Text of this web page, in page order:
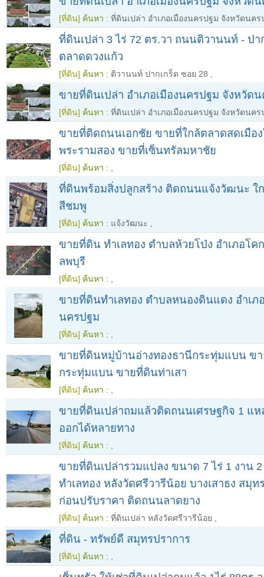
[ที่ดิน] ค้นหา : ที่ดินเปล่า อำเภอเมืองนครปฐม จังหวัดนคร
ที่ดินเปล่า 3 ไร่ 72 ตร.วา ถนนติวานนท์ - ปา
ตลาดดวงแก้ว
[ที่ดิน] ค้นหา : ติวานนท์ ปากเกร็ด ซอย 28
ขายที่ดินเปล่า อำเภอเมืองนครปฐม จังหวัด
[ที่ดิน] ค้นหา : ที่ดินเปล่า อำเภอเมืองนครปฐม จังหวัดนคร
ขายที่ติดถนนเอกชัย ขายที่ใกล้ตลาดสดเมือ
พระรามสอง ขายที่เซ็นทรัลมหาชัย
[ที่ดิน] ค้นหา :
ที่ดินพร้อมสิ่งปลูกสร้าง ติดถนนแจ้งวัฒนะ ใ
สีชมพู
[ที่ดิน] ค้นหา : แจ้งวัฒนะ
ขายที่ดิน ทำเลทอง ตำบลห้วยโป่ง อำเภอโค
ลพบุรี
[ที่ดิน] ค้นหา :
ขายที่ดินทำเลทอง ตำบลหนองดินแดง อำเภ
นครปฐม
[ที่ดิน] ค้นหา :
ขายที่ดินหมู่บ้านอ่างทองธานีกระทุ่มแบน ข
กระทุ่มแบน ขายที่ดินท่าเสา
[ที่ดิน] ค้นหา :
ขายที่ดินเปล่าถมแล้วติดถนนเศรษฐกิจ 1 แห
ออกได้หลายทาง
[ที่ดิน] ค้นหา :
ขายที่ดินเปล่ารวมแปลง ขนาด 7 ไร่ 1 งาน
ทำเลทอง หลังวัดศรีวารีน้อย บางเสาธง สมุ
ก่อนปรับราคา ติดถนนลาดยาง
[ที่ดิน] ค้นหา : ที่ดินเปล่า หลังวัดศรีวารีน้อย
ที่ดิน - ทรัพย์ดี สมุทรปราการ
[ที่ดิน] ค้นหา :